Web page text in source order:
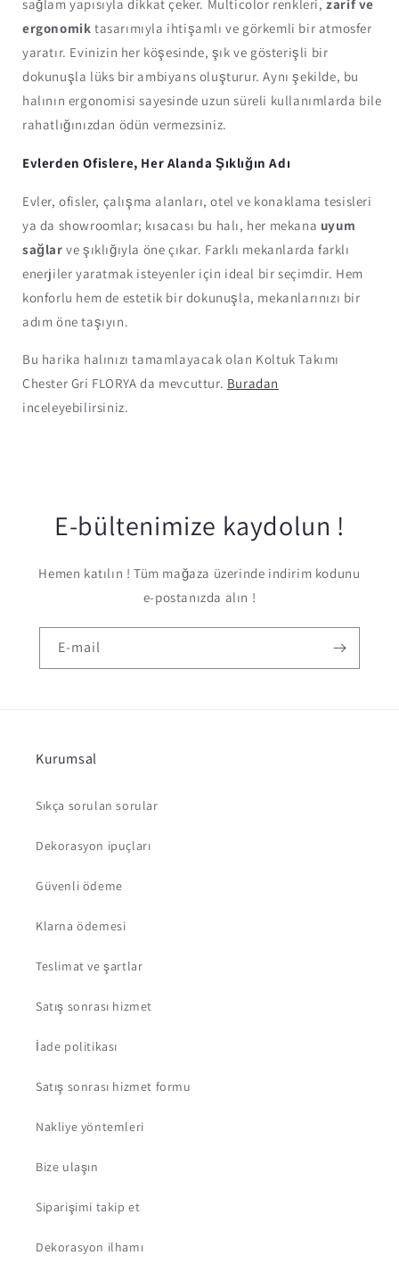
sağlam yapısıyla dikkat çeker. Multicolor renkleri,zarif ve
ergonomik tasarımıyla ihtişamlı ve görkemli bir atmosfer
yaratır. Evinizin her köşesinde, şık ve gösterişli bir
dokunuşla lüks bir ambiyans oluşturur. Aynı şekilde, bu
halının ergonomisi sayesinde uzun süreli kullanımlarda bile
rahatlığınızdan ödün vermezsiniz.
Evlerden Ofislere, Her Alanda Şıklığın Adı
Evler, ofisler, çalışma alanları, otel ve konaklama tesisleri
ya da showroomlar; kısacası bu halı, her mekana uyum
sağlar ve şıklığıyla öne çıkar. Farklı mekanlarda farklı
enerjiler yaratmak isteyenler için ideal bir seçimdir. Hem
konforlu hem de estetik bir dokunuşla, mekanlarınızı bir
adım öne taşıyın.
Bu harika halınızı tamamlayacak olan Koltuk Takımı
Chester Gri FLORYA da mevcuttur. Buradan
inceleyebilirsiniz.
E-bültenimize kaydolun !
Hemen katılın ! Tüm mağaza üzerinde indirim kodunu
e-postanızda alın !
E-mail
Kurumsal
Sıkça sorulan sorular
Dekorasyon ipuçları
Güvenli ödeme
Klarna ödemesi
Teslimat ve şartlar
Satış sonrası hizmet
İade politikası
Satış sonrası hizmet formu
Nakliye yöntemleri
Bize ulaşın
Siparişimi takip et
Dekorasyon ilhamı